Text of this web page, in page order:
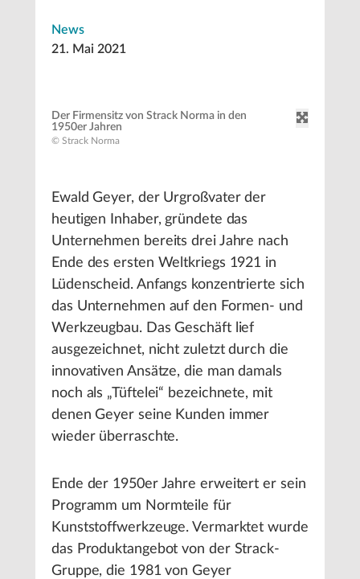
News
21. Mai 2021
Der Firmensitz von Strack Norma in den
1950er Jahren
© Strack Norma
Ewald Geyer, der Urgroßvater der
heutigen Inhaber, gründete das
Unternehmen bereits drei Jahre nach
Ende des ersten Weltkriegs 1921 in
Lüdenscheid. Anfangs konzentrierte sich
das Unternehmen auf den Formen- und
Werkzeugbau. Das Geschäft lief
ausgezeichnet, nicht zuletzt durch die
innovativen Ansätze, die man damals
noch als „Tüftelei“ bezeichnete, mit
denen Geyer seine Kunden immer
wieder überraschte.
Ende der 1950er Jahre erweitert er sein
Programm um Normteile für
Kunststoffwerkzeuge. Vermarktet wurde
das Produktangebot von der Strack-
Gruppe, die 1981 von Geyer